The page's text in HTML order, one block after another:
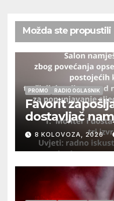
Možda ste propustili
PROMO RADIO OGLASNIK
Favorit
dostavljač
izvršitelja
8 KOLOVOZA, 2026